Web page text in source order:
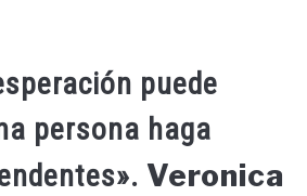
puede
persona haga
Veronica